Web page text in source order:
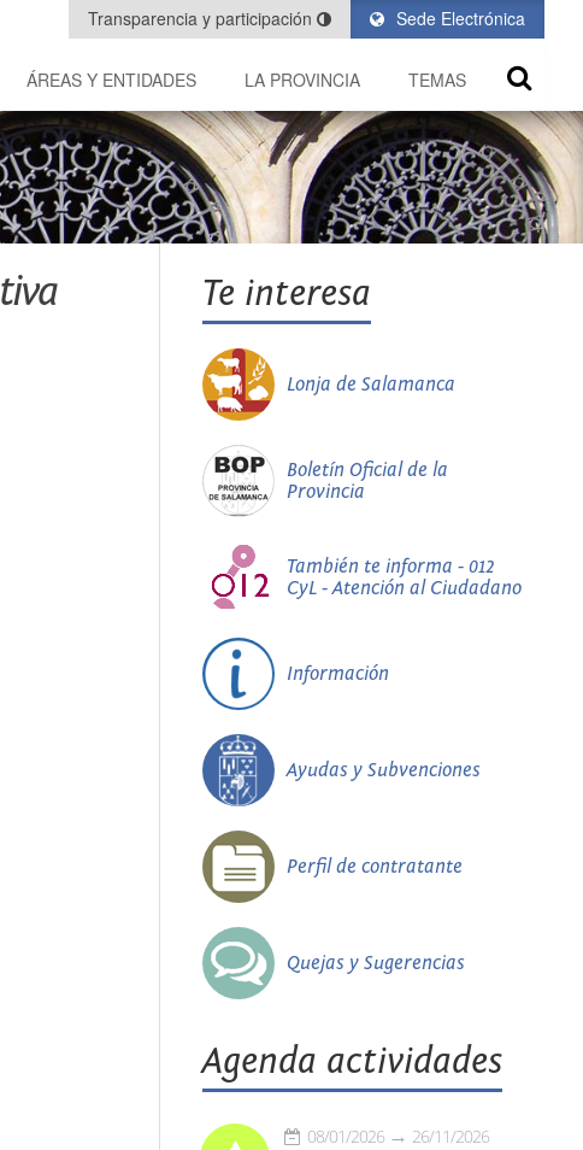
Sede Electrónica
Transparencia y participación
ÁREAS Y ENTIDADES LA PROVINCIA TEMAS
Te interesa
Lonja de Salamanca
Boletín Oficial de la
Provincia
También te informa - 012
CyL - Atención al Ciudadano
Información
Ayudas y Subvenciones
Perfil de contratante
Quejas y Sugerencias
Agenda actividades
08/01/2026 26/11/2026